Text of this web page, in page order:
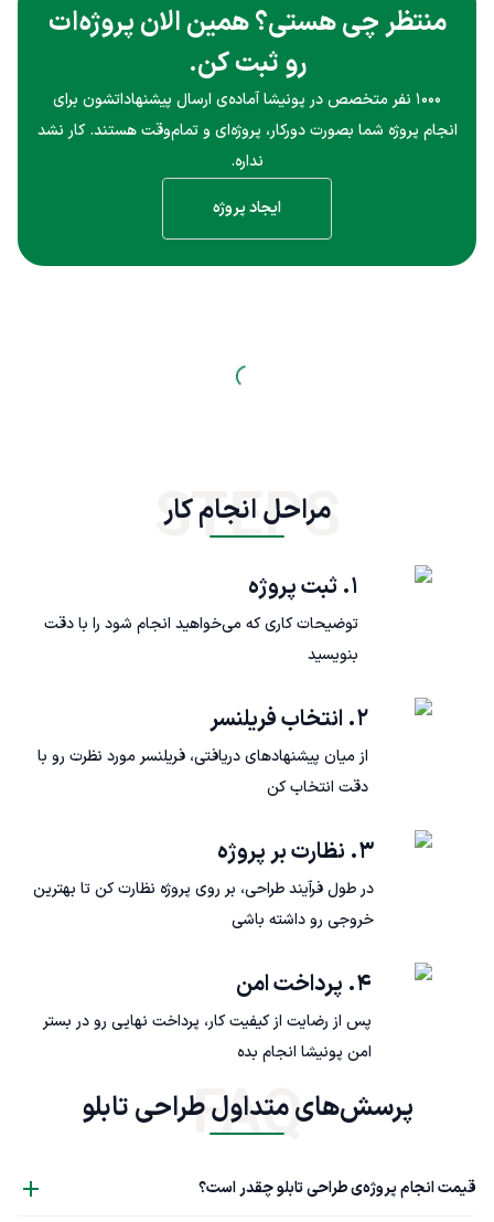
منتظر چی هستی؟ همین الان پروژه‌ات
رو ثبت کن.
۱۰۰۰ نفر متخصص در پونیشا آماده‌ی ارسال پیشنهاداتشون برای
انجام پروژه شما بصورت دورکار، پروژه‌ای و تمام‌وقت هستند. کار نشد
نداره.
ایجاد پروژه
مراحل انجام کار
STEPS
۱. ثبت پروژه
توضیحات کاری که می‌خواهید انجام شود را با دقت
بنویسید
۲. انتخاب فریلنسر
از میان پیشنهادهای دریافتی، فریلنسر مورد نظرت رو با
دقت انتخاب کن
۳. نظارت بر پروژه
در طول فرآیند طراحی، بر روی پروژه نظارت کن تا بهترین
خروجی رو داشته باشی
۴. پرداخت امن
پس از رضایت از کیفیت کار، پرداخت نهایی رو در بستر
امن پونیشا انجام بده
پرسش‌های متداول طراحی تابلو FAQ
قیمت انجام پروژه‌ی طراحی تابلو چقدر است؟